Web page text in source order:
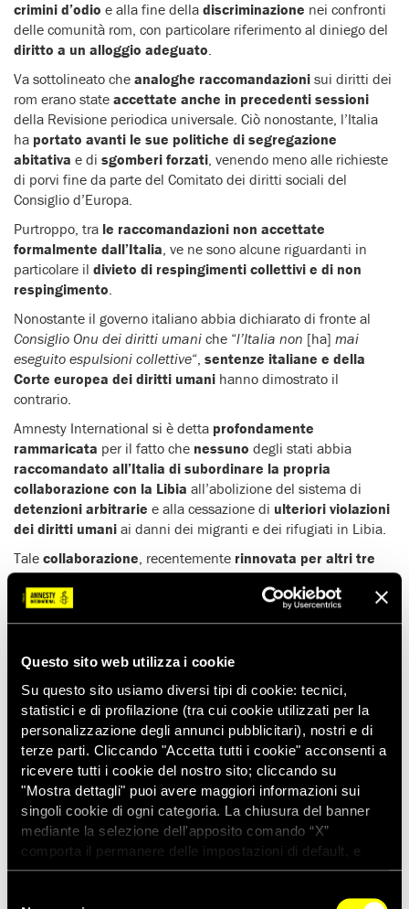
Questo sito web utilizza i cookie
Su questo sito usiamo diversi tipi di cookie: tecnici,
statistici e di profilazione (tra cui cookie utilizzati per la
personalizzazione degli annunci pubblicitari), nostri e di
terze parti. Cliccando "Accetta tutti i cookie" acconsenti a
ricevere tutti i cookie del nostro sito; cliccando su
"Mostra dettagli" puoi avere maggiori informazioni sui
singoli cookie di ogni categoria. La chiusura del banner
mediante la selezione dell'apposito comando “X”
comporta il permanere delle impostazioni di default, e
dunque la continuazione della navigazione con i cookie
crimini d’odio e alla fine della discriminazione nei confronti
delle comunità rom, con particolare riferimento al diniego del
diritto a un alloggio adeguato.
Va sottolineato che analoghe raccomandazioni sui diritti dei
rom erano state accettate anche in precedenti sessioni
della Revisione periodica universale. Ciò nonostante, l’Italia
ha portato avanti le sue politiche di segregazione
abitativa e di sgomberi forzati, venendo meno alle richieste
di porvi fine da parte del Comitato dei diritti sociali del
Consiglio d’Europa.
Purtroppo, tra le raccomandazioni non accettate
formalmente dall’Italia, ve ne sono alcune riguardanti in
particolare il divieto di respingimenti collettivi e di non
respingimento.
Nonostante il governo italiano abbia dichiarato di fronte al
Consiglio Onu dei diritti umani che “l’Italia non [ha] mai
eseguito espulsioni collettive“, sentenze italiane e della
Corte europea dei diritti umani hanno dimostrato il
contrario.
Amnesty International si è detta profondamente
rammaricata per il fatto che nessuno degli stati abbia
raccomandato all’Italia di subordinare la propria
collaborazione con la Libia all’abolizione del sistema di
detenzioni arbitrarie e alla cessazione di ulteriori violazioni
dei diritti umani ai danni dei migranti e dei rifugiati in Libia.
Tale collaborazione, recentemente rinnovata per altri tre
anni, ha condotto alla detenzione di migliaia di uomini,
donne e bambini
in centri dove la tortura è all’ordine del
giornoe situati nei pressi delle zone dove èin corso un
Vi sono inoltre altri modi con cuil’Italia ha continuato a
violare i diritti dei migranti e dei rifugiati: cancellando le
garanzie in favore dei richiedenti asilo provenienti dapaesi
considerati “sicuri” , una prassi contraria all’obbligo di
esaminare ciascuna situazione individualmente;limitando
l’accesso alla protezione umanitaria , che ha causato
l’aumento del numero delle persone finite in situazioni di
indigenza e marginalità; e – come recentemente denunciato
in un rapporto pubblicato il 3 marzo –criminalizzando e
impedendo le attività di soccorso in mare delle
Organizzazioni non governative.